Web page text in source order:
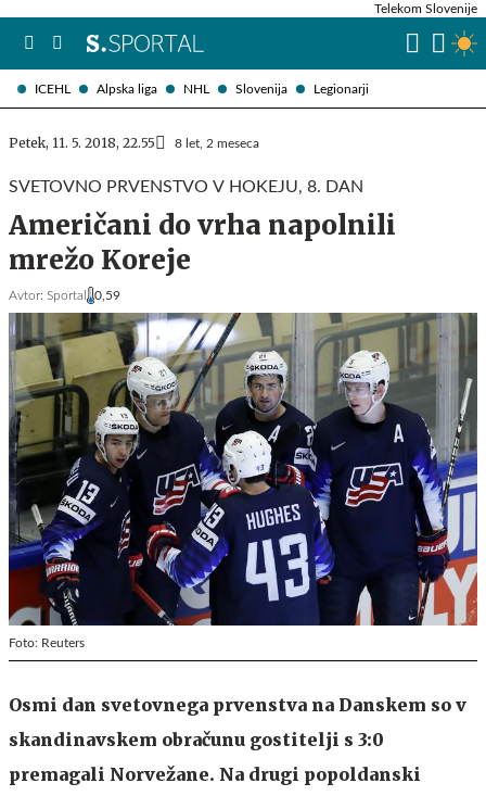
ICEHL Alpska liga NHL Slovenija Legionarji
Telekom Slovenije
Petek, 11. 5. 2018, 22.55 8 let, 2 meseca
SVETOVNO PRVENSTVO V HOKEJU, 8. DAN
Američani do vrha napolnili
mrežo Koreje
Avtor: Sportal 0,59
Foto: Reuters
Osmi dan svetovnega prvenstva na Danskem so v
skandinavskem obračunu gostitelji s 3:0
premagali Norvežane. Na drugi popoldanski